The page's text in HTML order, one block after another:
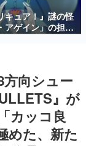
万以上！ などな
身の“殿堂入り”記
のエピソードをお
は、〈試験問題〉
キュア！』謎の怪
アゲイン」の担当
﨑滉平さんと判
山田三郎役など
向シュー
』が
カッコ良
めた、新た